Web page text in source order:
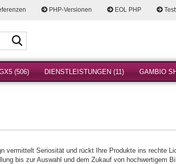
PHP-Versionen EOL PHP
(506) DIENSTLEISTUNGEN (11) GAMBIO
vermittelt Seriosität und rückt Ihre Produkte ins rechte
bis zur Auswahl und dem Zukauf von hochwertigem